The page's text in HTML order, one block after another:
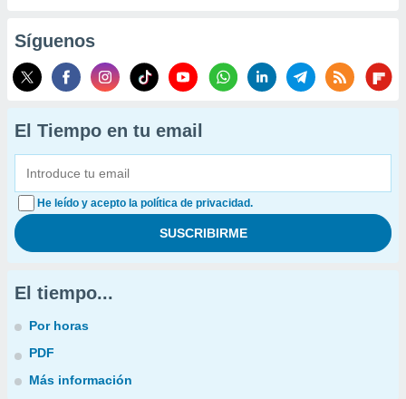
Síguenos
El Tiempo en tu email
He leído y acepto la política de privacidad.
El tiempo...
Por horas
PDF
Más información